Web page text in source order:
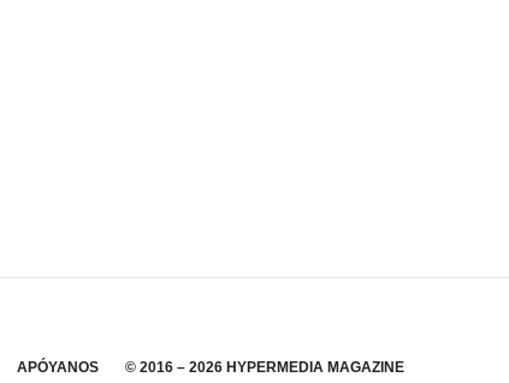
APÓYANOS © 2016 – 2026 HYPERMEDIA MAGAZINE